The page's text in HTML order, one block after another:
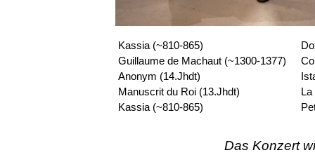
Kassia (~810-865)
Guillaume de Machaut (~1300-1377)
Anonym (14.Jhdt)
Manuscrit du Roi (13.Jhdt)
Kassia (~810-865)
Das Konzert